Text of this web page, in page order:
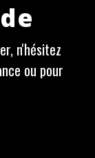
n'hésitez
ou pour